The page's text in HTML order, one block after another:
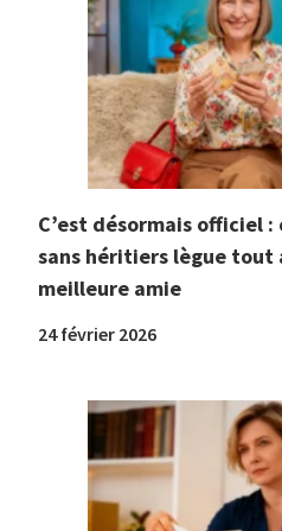
C’est désormais officiel
sans héritiers lègue tout
meilleure amie
24 février 2026